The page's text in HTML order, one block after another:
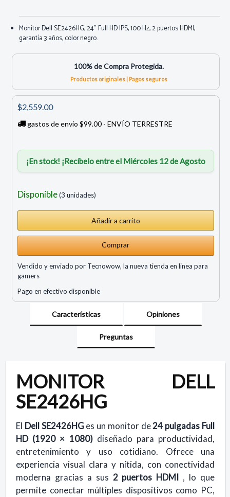
Monitor Dell SE2426HG, 24" Full HD IPS, 100 Hz, 2 puertos HDMI,
garantía 3 años, color negro.
100% de Compra Protegida.
Productos originales | Pagos seguros
$2,559.00
gastos de envío $99.00 - ENVÍO TERRESTRE
¡En stock! ¡Recíbelo entre el Miércoles 12 de Agosto
Disponible(3 unidades)
Comprar
Vendido y enviado por Tecnowow, la nueva tienda en linea para
gamers
Pago en efectivo disponible
Características Opiniones
Preguntas
MONITOR DELL
SE2426HG
El Dell SE2426HGes un monitor de24 pulgadas Full
HD (1920 × 1080) diseñado para productividad,
entretenimiento y uso cotidiano. Ofrece una
experiencia visual clara y nítida, con conectividad
moderna gracias a sus 2 puertos HDMI , lo que
permite conectar múltiples dispositivos como PC,